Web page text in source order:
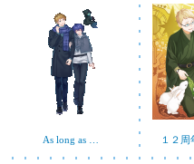
As long as … １２